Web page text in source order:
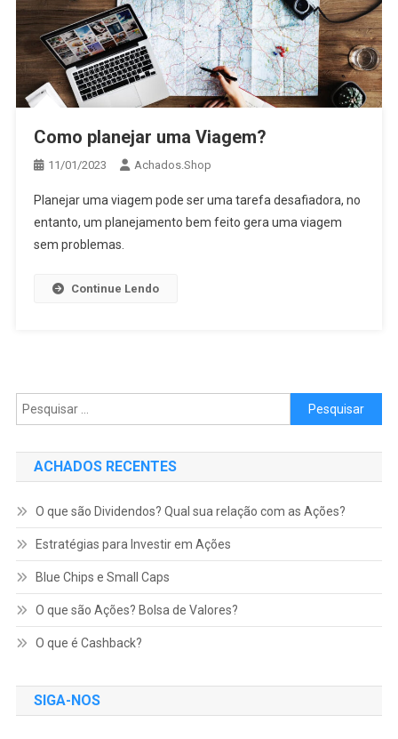
Como planejar uma Viagem?
11/01/2023 Achados.Shop
Planejar uma viagem pode ser uma tarefa desafiadora, no
entanto, um planejamento bem feito gera uma viagem
sem problemas.
Continue Lendo
Pesquisar por:
ACHADOS RECENTES
O que são Dividendos? Qual sua relação com as Ações?
Estratégias para Investir em Ações
Blue Chips e Small Caps
O que são Ações? Bolsa de Valores?
O que é Cashback?
SIGA-NOS